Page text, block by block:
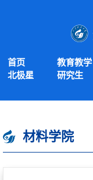
首页 教育教学
北极星
研究生
材料学院